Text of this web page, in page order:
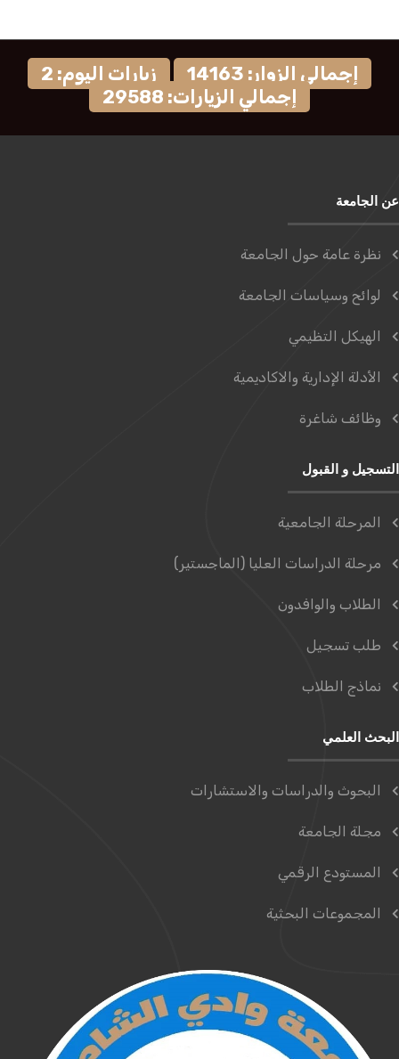
إجمالي الزوار: 14163
زيارات اليوم: 2
إجمالي الزيارات: 29588
عن الجامعة
نظرة عامة حول الجامعة
لوائح وسياسات الجامعة
الهيكل التظيمي
الأدلة الإدارية والاكاديمية
وظائف شاغرة
التسجيل و القبول
المرحلة الجامعية
مرحلة الدراسات العليا (الماجستير)
الطلاب والوافدون
طلب تسجيل
نماذج الطلاب
البحث العلمي
البحوث والدراسات والاستشارات
مجلة الجامعة
المستودع الرقمي
المجموعات البحثية